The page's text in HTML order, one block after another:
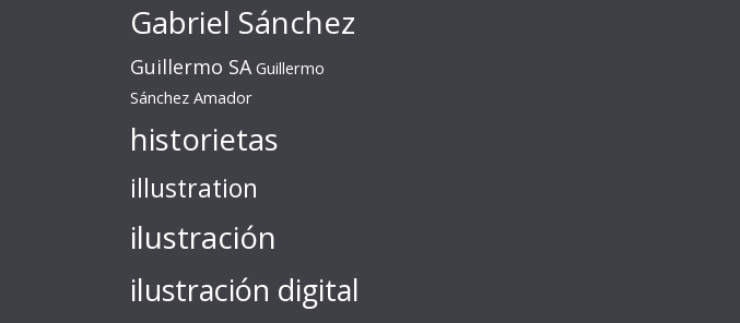
Gabriel Sánchez
Guillermo SA Guillermo
Sánchez Amador
historietas
illustration
ilustración
ilustración digital